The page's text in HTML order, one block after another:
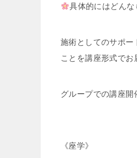
具体的にはどんな
施術としてのサポー
ことを講座形式でお
グループでの講座開
《座学》